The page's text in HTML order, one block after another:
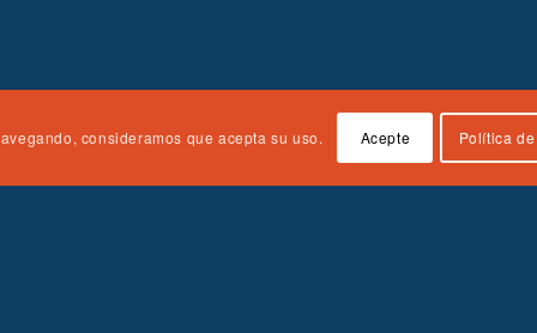
consideramos que acepta su uso. Acepte Política